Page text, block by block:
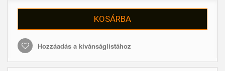
KOSÁRBA
Hozzáadás a kívánságlistához